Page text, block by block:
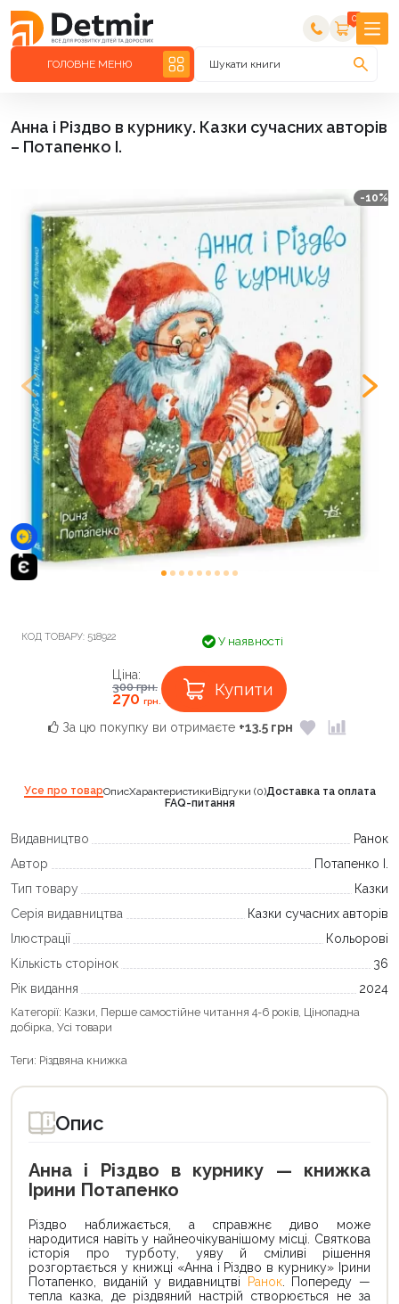
0
ГОЛОВНЕ МЕНЮ Шукати книги
Анна і Різдво в курнику. Казки сучасних авторів
– Потапенко І.
-10%
КОД ТОВАРУ: 518922 У наявності
Ціна:
300грн.
270грн.
Купити
За цю покупку ви отримаєте +13.5 грн
Усе про товарОписХарактеристикиВідгуки (0)Доставка та оплата
FAQ-питання
Видавництво
Ранок
Автор
Потапенко І.
Тип товару
Казки
Серія видавництва
Казки сучасних авторів
Ілюстрації
Кольорові
Кількість сторінок
36
Рік видання
2024
Категорії: Казки, Перше самостійне читання 4-6 років, Цінопадна
добірка, Усі товари
Теги: Різдвяна книжка
Опис
Анна і Різдво в курнику — книжка
Ірини Потапенко
Різдво наближається, а справжнє диво може
народитися навіть у найнеочікуванішому місці. Святкова
історія про турботу, уяву й сміливі рішення
розгортається у книжці «Анна і Різдво в курнику» Ірини
Потапенко, виданій у видавництві
Ранок. Попереду —
тепла казка, де різдвяний настрій створюється не за